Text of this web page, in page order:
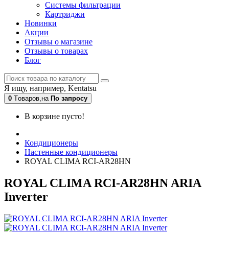
Системы фильтрации
Картриджи
Новинки
Акции
Отзывы о магазине
Отзывы о товарах
Блог
Я ищу, например, Kentatsu
0 Tоваров,на По запросу
В корзине пусто!
Кондиционеры
Настенные кондиционеры
ROYAL CLIMA RCI-AR28HN
ROYAL CLIMA RCI-AR28HN ARIA
Inverter